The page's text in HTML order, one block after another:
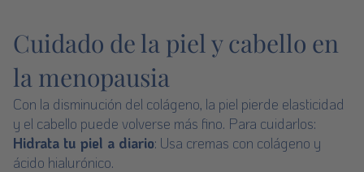
Cuidado de la piel y cabello en
la menopausia
Con la disminución del colágeno, la piel pierde elasticidad
y el cabello puede volverse más fino. Para cuidarlos:
Hidrata tu piel a diario: Usa cremas con colágeno y
ácido hialurónico.